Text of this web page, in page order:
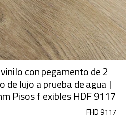
con pegamento de 2
de lujo a prueba de agua |
Pisos flexibles HDF 9117
FHD 9117